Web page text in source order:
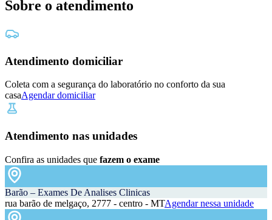
Sobre o atendimento
Atendimento domiciliar
Coleta com a segurança do laboratório no conforto da sua
casaAgendar domiciliar
Atendimento nas unidades
Confira as unidades que fazem o exame
Barão – Exames De Analises Clinicas
rua barão de melgaço, 2777 - centro - MTAgendar nessa unidade